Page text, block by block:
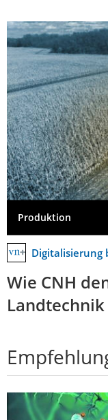
Produktion
Digitalisierung
Wie CNH